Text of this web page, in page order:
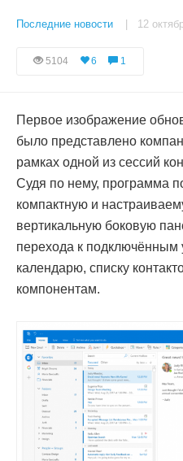
Последние новости | 12
5104 6 1
Первое изображение
было представлено
рамках одной из сессий
Судя по нему, программа
компактную и
вертикальную боковую
перехода к подключённым
календарю, списку
компонентам.